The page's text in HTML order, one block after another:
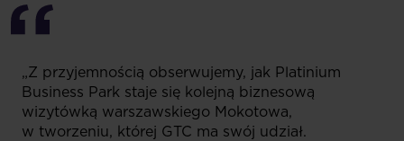
„Z przyjemnością obserwujemy, jak Platinium
Business Park staje się kolejną biznesową
wizytówką warszawskiego Mokotowa,
w tworzeniu, której GTC ma swój udział.